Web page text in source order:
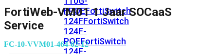
FPOEFortiSwitch
124FFortiSwitch
124F-
POEFortiSwitch
124F-
FortiWeb-VM01 1 Jaar SOCaaS
Service
FC-10-VVM01-464-02-12